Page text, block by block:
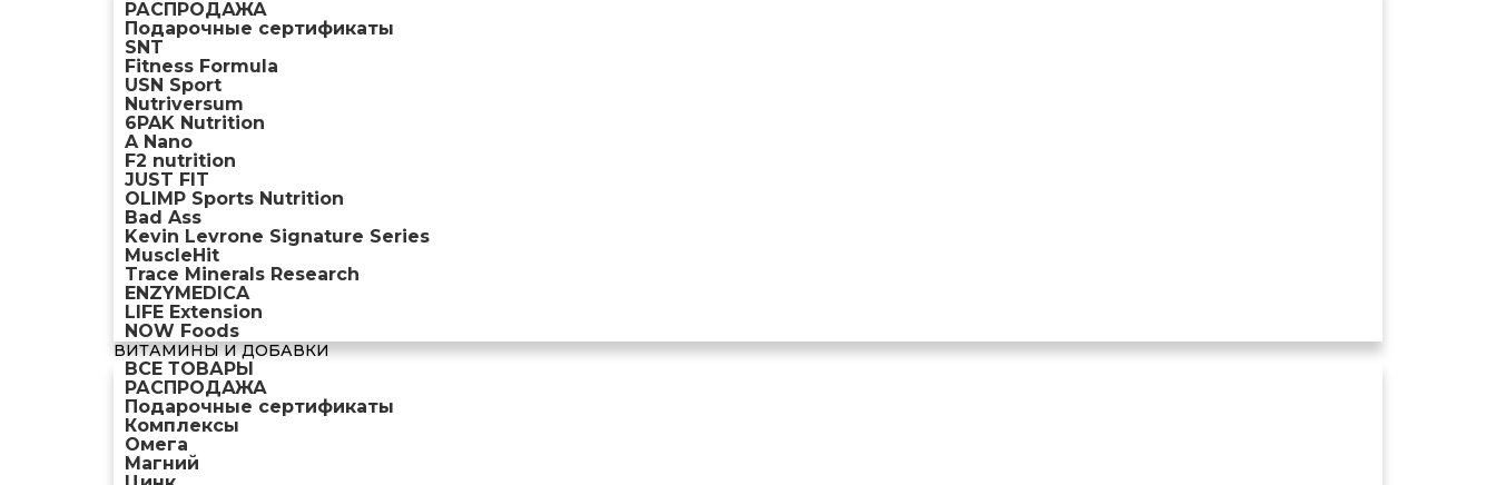
РАСПРОДАЖА
Подарочные сертификаты
SNT
Fitness Formula
USN Sport
Nutriversum
6PAK Nutrition
A Nano
F2 nutrition
JUST FIT
OLIMP Sports Nutrition
Bad Ass
Kevin Levrone Signature Series
MuscleHit
Trace Minerals Research
ENZYMEDICA
LIFE Extension
NOW Foods
ВИТАМИНЫ И ДОБАВКИ
ВСЕ ТОВАРЫ
РАСПРОДАЖА
Подарочные сертификаты
Комплексы
Омега
Магний